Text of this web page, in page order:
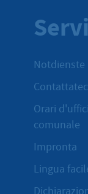
Notdienste
Orari
comunale
Impronta
Lingua